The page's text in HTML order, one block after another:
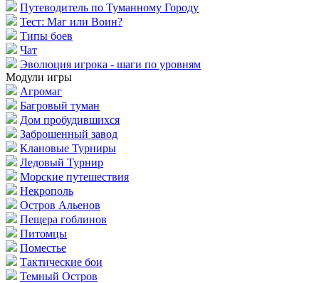
Путеводитель по Туманному Городу
Тест: Маг или Воин?
Типы боев
Чат
Эволюция игрока - шаги по уровням
Модули игры
Агромаг
Багровый туман
Дом пробудившихся
Заброшенный завод
Клановые Турниры
Ледовый Турнир
Морские путешествия
Некрополь
Остров Альенов
Пещера гоблинов
Питомцы
Поместье
Тактические бои
Темный Остров